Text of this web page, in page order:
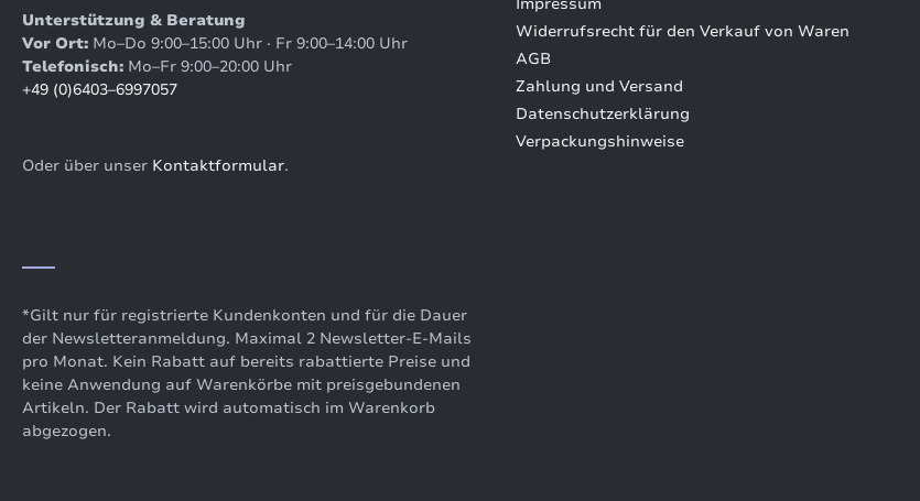
Unterstützung & Beratung
Vor Ort: Mo–Do 9:00–15:00 Uhr · Fr 9:00–14:00 Uhr
Telefonisch: Mo–Fr 9:00–20:00 Uhr
+49 (0)6403–6997057
Oder über unser Kontaktformular.
Widerrufsrecht für den Verkauf von Waren
AGB
Zahlung und Versand
Datenschutzerklärung
Verpackungshinweise
*Gilt nur für registrierte Kundenkonten und für die Dauer
der Newsletteranmeldung. Maximal 2 Newsletter-E-Mails
pro Monat. Kein Rabatt auf bereits rabattierte Preise und
keine Anwendung auf Warenkörbe mit preisgebundenen
Artikeln. Der Rabatt wird automatisch im Warenkorb
abgezogen.